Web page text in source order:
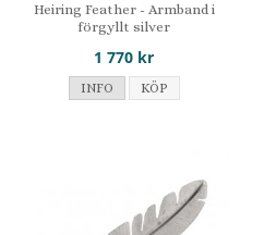
Heiring Feather - Armband i
förgyllt silver
1 770 kr
INFO KÖP